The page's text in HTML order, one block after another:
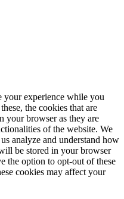
your experience while you
the cookies that are
your browser as they are
of the website. We
analyze and understand how
be stored in your browser
the option to opt-out of these
cookies may affect your